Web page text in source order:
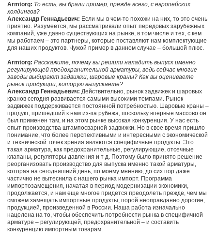
Armtorg: То есть, вы брали пример, прежде всего, с европейских
холдингов?
Александр Геннадьевич: Если мы в чем-то похожи на них, то это очень
приятно. Разумеется, мы рассматривали опыт передовых зарубежных
компаний, уже давно существующих на рынке, в том числе и тех, с кем
мы работаем – это партнеры, которые поставляют нам комплектующие
для наших продуктов. Чужой пример в данном случае – большой плюс.
Armtorg: Расскажите, почему вы решили наладить выпуск именно
регулирующей предохранительной арматуры, ведь сейчас многие
заводы выбирают задвижки, шаровые краны? Как вы оцениваете
рынок продукции, которую выпускаете?
Александр Геннадьевич: Действительно, рынок задвижек и шаровых
кранов сегодня развивается самыми высокими темпами. Рынок
задвижек поддерживается постоянной потребностью. Шаровые краны –
продукт, пришедший к нам из-за рубежа, поскольку впервые массово он
был применен там, и на этом рынке высокая конкуренция. У нас есть
опыт производства штампосварной задвижки. Но в свое время пришло
понимание, что более перспективными и интересными с экономической
и технической точек зрения являются специфичные продукты. Это
такая арматура, как предохранительные, регулирующие, отсечные
клапаны, регуляторы давления и т д. Поэтому было принято решение
реорганизовать производство для выпуска именно такой арматуры,
которая на сегодняшний день, по моему мнению, до сих пор даже
частично не вытеснила с нашего рынка импорт. Программа
импортозамещения, начатая в период модернизации экономики,
продолжается, и нам еще многое придется преодолеть прежде, чем мы
сможем замещать импортные продукты, порой неоправданно дорогие,
продукцией, произведенной в России. Наша работа изначально
нацелена на то, чтобы обеспечить потребности рынка в специфичной
арматуре – регулирующей, предохранительной – и составить
конкуренцию импортным товарам.